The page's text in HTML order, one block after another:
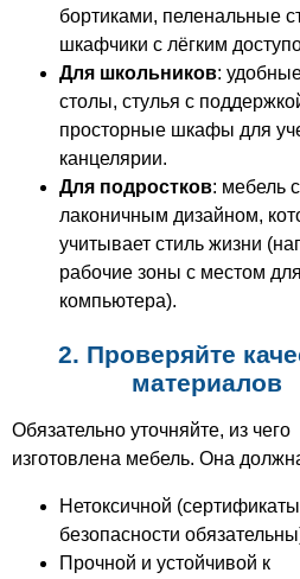
бортиками, пеленальные
шкафчики с лёгким
Для школьников:
столы, стулья с
просторные шкафы для
канцелярии.
Для подростков: мебель с
лаконичным дизайном,
учитывает стиль жизни
рабочие зоны с местом для
компьютера).
2. Проверяйте
материалов
Обязательно уточняйте, из чего
изготовлена мебель. Она
Нетоксичной (сертификаты
безопасности
Прочной и устойчивой к